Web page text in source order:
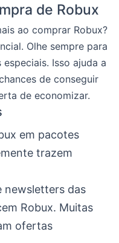
de Robux
ao comprar Robux?
Olhe sempre para
Isso ajuda a
de conseguir
de economizar.
em pacotes
trazem
newsletters das
Robux. Muitas
ofertas